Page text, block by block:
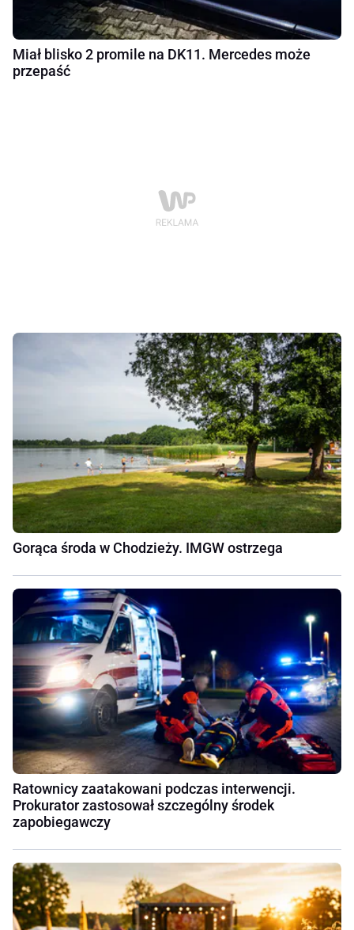
Miał blisko 2 promile na DK11. Mercedes może
przepaść
Gorąca środa w Chodzieży. IMGW ostrzega
Ratownicy zaatakowani podczas interwencji.
Prokurator zastosował szczególny środek
zapobiegawczy